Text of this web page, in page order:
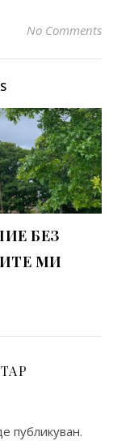
No Comments
БЕЗ
МИ
публикуван.